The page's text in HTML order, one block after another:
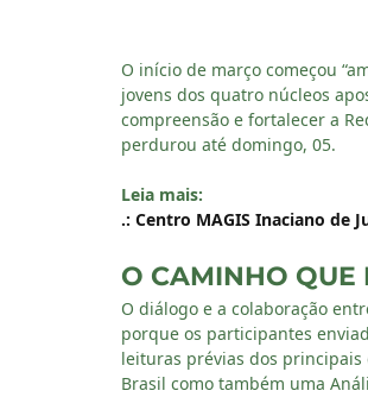
O início de março começou
jovens dos quatro núcleos
compreensão e fortalecer a
perdurou até domingo, 05.
Leia mais:
.: Centro MAGIS Inaciano de
O CAMINHO QUE
O diálogo e a colaboração
porque os participantes
leituras prévias dos principais
Brasil como também uma